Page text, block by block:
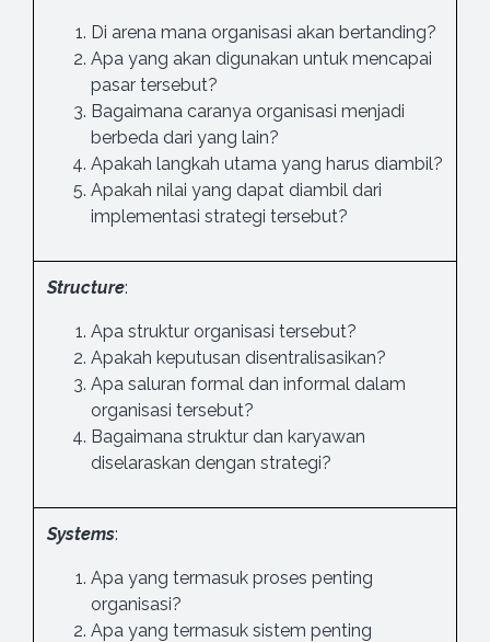
Di arena mana organisasi akan bertanding?
Apa yang akan digunakan untuk mencapai
pasar tersebut?
Bagaimana caranya organisasi menjadi
berbeda dari yang lain?
Apakah langkah utama yang harus diambil?
Apakah nilai yang dapat diambil dari
implementasi strategi tersebut?
Structure:
Apa struktur organisasi tersebut?
Apakah keputusan disentralisasikan?
Apa saluran formal dan informal dalam
organisasi tersebut?
Bagaimana struktur dan karyawan
diselaraskan dengan strategi?
Systems:
Apa yang termasuk proses penting
organisasi?
Apa yang termasuk sistem penting